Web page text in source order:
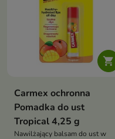

Carmex ochronna
Pomadka do ust
Tropical 4,25 g
Nawilżający balsam do ust w